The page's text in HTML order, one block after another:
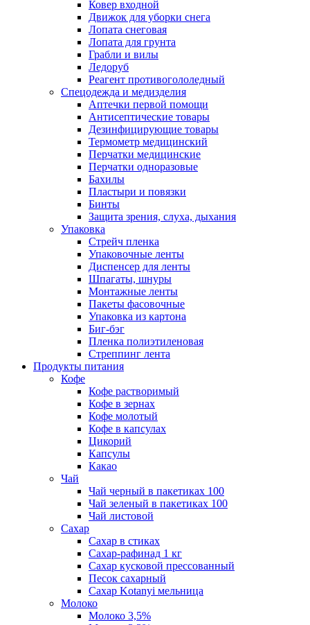
Ковер входной
Движок для уборки снега
Лопата снеговая
Лопата для грунта
Грабли и вилы
Ледоруб
Реагент противогололедный
Спецодежда и медизделия
Аптечки первой помощи
Антисептические товары
Дезинфицирующие товары
Термометр медицинский
Перчатки медицинские
Перчатки одноразовые
Бахилы
Пластыри и повязки
Бинты
Защита зрения, слуха, дыхания
Упаковка
Стрейч пленка
Упаковочные ленты
Диспенсер для ленты
Шпагаты, шнуры
Монтажные ленты
Пакеты фасовочные
Упаковка из картона
Биг-бэг
Пленка полиэтиленовая
Стреппинг лента
Продукты питания
Кофе
Кофе растворимый
Кофе в зернах
Кофе молотый
Кофе в капсулах
Цикорий
Капсулы
Какао
Чай
Чай черный в пакетиках 100
Чай зеленый в пакетиках 100
Чай листовой
Сахар
Сахар в стиках
Сахар-рафинад 1 кг
Сахар кусковой прессованный
Песок сахарный
Сахар Kotanyi мельница
Молоко
Молоко 3,5%